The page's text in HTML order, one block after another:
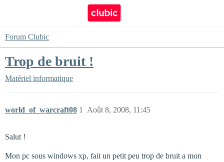
Forum Clubic
Trop de bruit !
Matériel informatique
world_of_warcraft08 Août 8, 2008, 11:45
1
Salut !
Mon pc sous windows xp, fait un petit peu trop de bruit a mon